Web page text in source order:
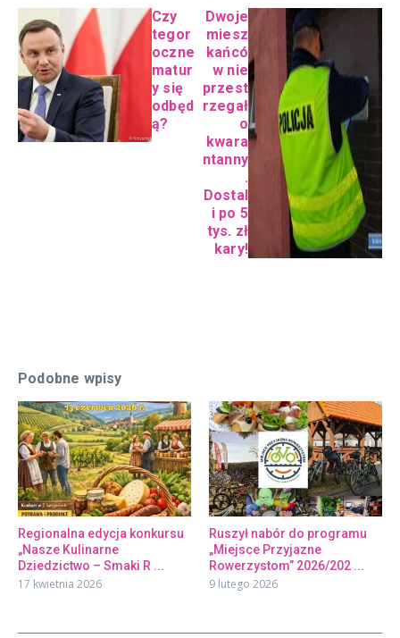
Czy
tegor
oczne
matur
y się
odbęd
ą?
Dwoje
miesz
kańcó
w nie
przest
rzegał
o
kwara
ntanny
.
Dostal
i po 5
tys. zł
kary!
Podobne wpisy
Regionalna edycja konkursu
„Nasze Kulinarne
Dziedzictwo – Smaki R ...
17 kwietnia 2026
Ruszył nabór do programu
„Miejsce Przyjazne
Rowerzystom” 2026/202 ...
9 lutego 2026